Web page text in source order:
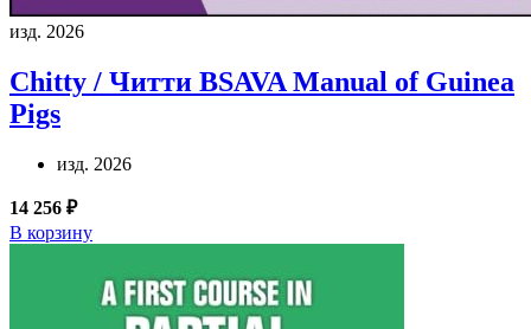
изд. 2026
Chitty / Читти BSAVA Manual of Guinea
Pigs
изд. 2026
14 256 ₽
В корзину